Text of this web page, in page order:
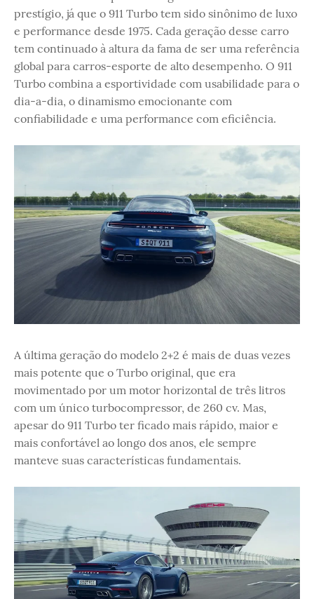
prestígio, já que o 911 Turbo tem sido sinônimo de luxo
e performance desde 1975. Cada geração desse carro
tem continuado à altura da fama de ser uma referência
global para carros-esporte de alto desempenho. O 911
Turbo combina a esportividade com usabilidade para o
dia-a-dia, o dinamismo emocionante com
confiabilidade e uma performance com eficiência.
A última geração do modelo 2+2 é mais de duas vezes
mais potente que o Turbo original, que era
movimentado por um motor horizontal de três litros
com um único turbocompressor, de 260 cv. Mas,
apesar do 911 Turbo ter ficado mais rápido, maior e
mais confortável ao longo dos anos, ele sempre
manteve suas características fundamentais.